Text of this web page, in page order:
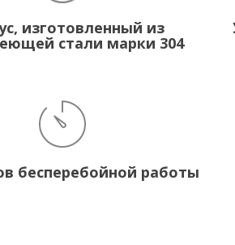
изготовленный из
стали марки 304
бесперебойной работы